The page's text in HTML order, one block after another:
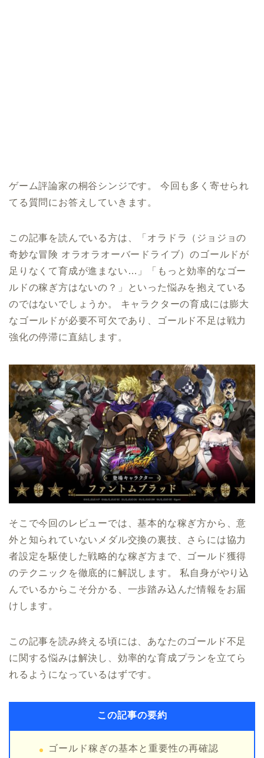
ゲーム評論家の桐谷シンジです。 今回も多く寄せられ
てる質問にお答えしていきます。
この記事を読んでいる方は、「オラドラ（ジョジョの
奇妙な冒険 オラオラオーバードライブ）のゴールドが
足りなくて育成が進まない…」「もっと効率的なゴー
ルドの稼ぎ方はないの？」といった悩みを抱えている
のではないでしょうか。 キャラクターの育成には膨大
なゴールドが必要不可欠であり、ゴールド不足は戦力
強化の停滞に直結します。
そこで今回のレビューでは、基本的な稼ぎ方から、意
外と知られていないメダル交換の裏技、さらには協力
者設定を駆使した戦略的な稼ぎ方まで、ゴールド獲得
のテクニックを徹底的に解説します。 私自身がやり込
んでいるからこそ分かる、一歩踏み込んだ情報をお届
けします。
この記事を読み終える頃には、あなたのゴールド不足
に関する悩みは解決し、効率的な育成プランを立てら
れるようになっているはずです。
この記事の要約
ゴールド稼ぎの基本と重要性の再確認